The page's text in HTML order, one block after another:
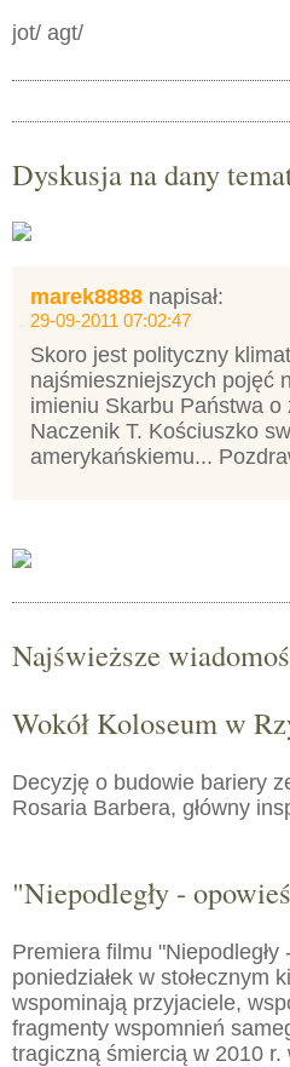
jot/ agt/
Dyskusja na dany
marek8888 napisał:
29-09-2011 07:02:47
Skoro jest polityczny
najśmieszniejszych pojęć
imieniu Skarbu Państwa
Naczenik T. Kościuszko
amerykańskiemu...
Najświeższe
Wokół Koloseum w
Decyzję o budowie bariery
Rosaria Barbera, główny
"Niepodległy -
Premiera filmu
poniedziałek w stołecznym
wspominają przyjaciele,
fragmenty wspomnień
tragiczną śmiercią w 2010